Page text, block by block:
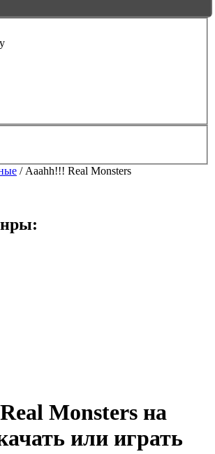
/ Aaahh!!! Real Monsters
Monsters на
или играть